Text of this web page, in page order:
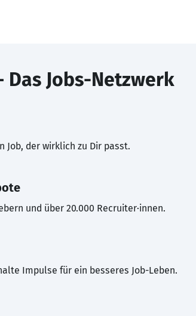
Das Jobs-Netzwerk
Job, der wirklich zu Dir passt.
und über 20.000 Recruiter·innen.
Impulse für ein besseres Job-Leben.